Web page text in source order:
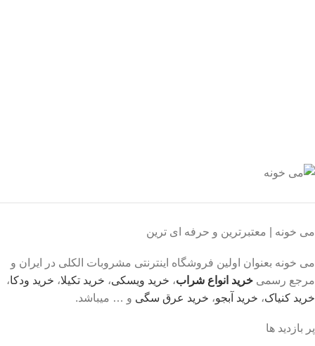
می خونه | معتبرترین و حرفه ای ترین
می خونه بعنوان اولین فروشگاه اینترنتی مشروبات الکلی در ایران و
مرجع رسمی خرید انواع شراب، خرید ویسکی، خرید تکیلا، خرید ودکا،
خرید کنیاک، خرید آبجو، خرید عرق سگی و … میباشد.
پر بازدید ها